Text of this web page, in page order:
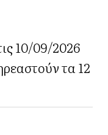
10/09/2026
τα 12